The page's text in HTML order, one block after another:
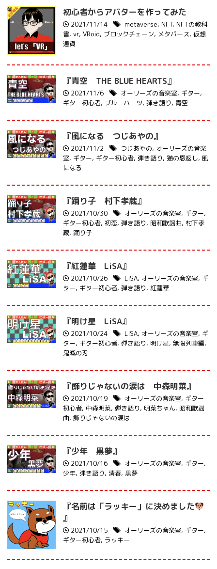
初心者からアバターを作ってみた
2021/11/14 metaverse, NFT, NFTの教科
書, vr, VRoid, ブロックチェーン, メタバース, 仮想
通貨
『青空 THE BLUE HEARTS』
2021/11/6 オーリーズの音楽室, ギター,
ギター初心者, ブルーハーツ, 弾き語り, 青空
『風になる つじあやの』
2021/11/2 つじあやの, オーリーズの音楽
室, ギター, ギター初心者, 弾き語り, 猫の恩返し, 風
になる
『踊り子 村下孝蔵』
2021/10/30 オーリーズの音楽室, ギター,
ギター初心者, 初恋, 弾き語り, 昭和歌謡曲, 村下孝
蔵, 踊り子
『紅蓮華 LiSA』
2021/10/26 LiSA, オーリーズの音楽室, ギ
ター, ギター初心者, 弾き語り, 紅蓮華
『明け星 LiSA』
2021/10/24 LiSA, オーリーズの音楽室, ギ
ター, ギター初心者, 弾き語り, 明け星, 無限列車編,
鬼滅の刃
『飾りじゃないの涙は 中森明菜』
2021/10/19 オーリーズの音楽室, ギター
初心者, 中森明菜, 弾き語り, 明菜ちゃん, 昭和歌謡
曲, 飾りじゃないの涙は
『少年 黒夢』
2021/10/16 オーリーズの音楽室, ギター,
少年, 弾き語り, 清春, 黒夢
『名前は「ラッキー」に決めました
』
2021/10/15 オーリーズの音楽室, ギター,
ギター初心者, ラッキー